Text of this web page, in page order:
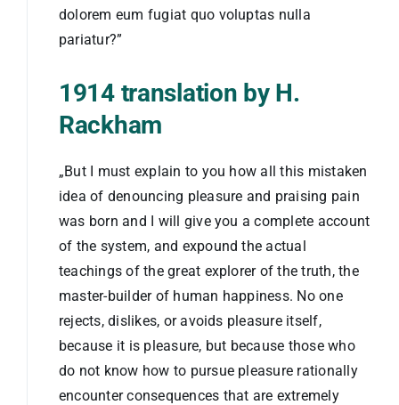
dolorem eum fugiat quo voluptas nulla
pariatur?”
1914 translation by H.
Rackham
„But I must explain to you how all this mistaken
idea of denouncing pleasure and praising pain
was born and I will give you a complete account
of the system, and expound the actual
teachings of the great explorer of the truth, the
master-builder of human happiness. No one
rejects, dislikes, or avoids pleasure itself,
because it is pleasure, but because those who
do not know how to pursue pleasure rationally
encounter consequences that are extremely